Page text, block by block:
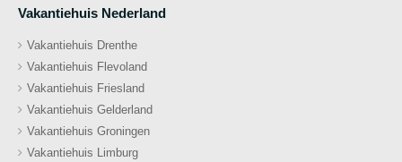
Vakantiehuis Nederland
Vakantiehuis Drenthe
Vakantiehuis Flevoland
Vakantiehuis Friesland
Vakantiehuis Gelderland
Vakantiehuis Groningen
Vakantiehuis Limburg